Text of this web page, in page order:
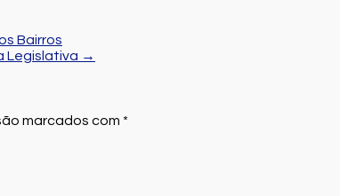
Bairros
Legislativa →
marcados com *